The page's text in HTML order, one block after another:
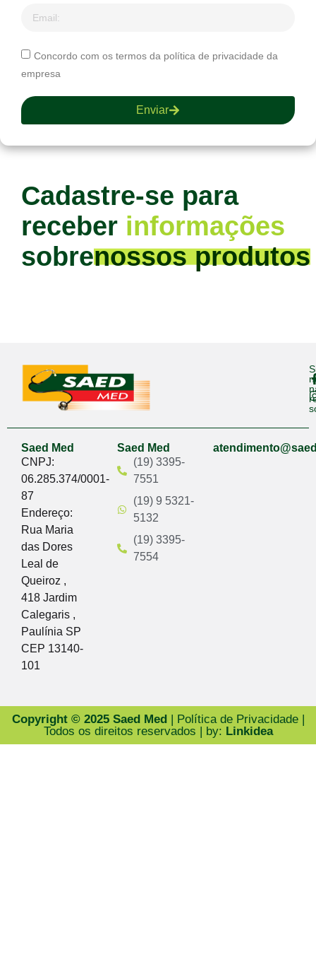
Concordo com os termos da política de privacidade da
empresa
Enviar
Cadastre-se para
receber informações
sobrenossos produtos
Saed Med
CNPJ:
06.285.374/0001-
87
Endereço:
Rua Maria
das Dores
Leal de
Queiroz ,
418 Jardim
Calegaris ,
Paulínia SP
CEP 13140-
101
Saed Med
(19) 3395-
7551
(19) 9 5321-
5132
(19) 3395-
7554
Copyright © 2025 Saed Med| Política de Privacidade |
Todos os direitos reservados | by: Linkidea